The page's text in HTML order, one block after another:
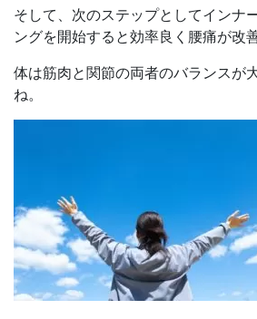
そして、次のステップとしてインナ
ングを開始すると効率良く腰痛が改
体は筋肉と関節の両者のバランスが
ね。